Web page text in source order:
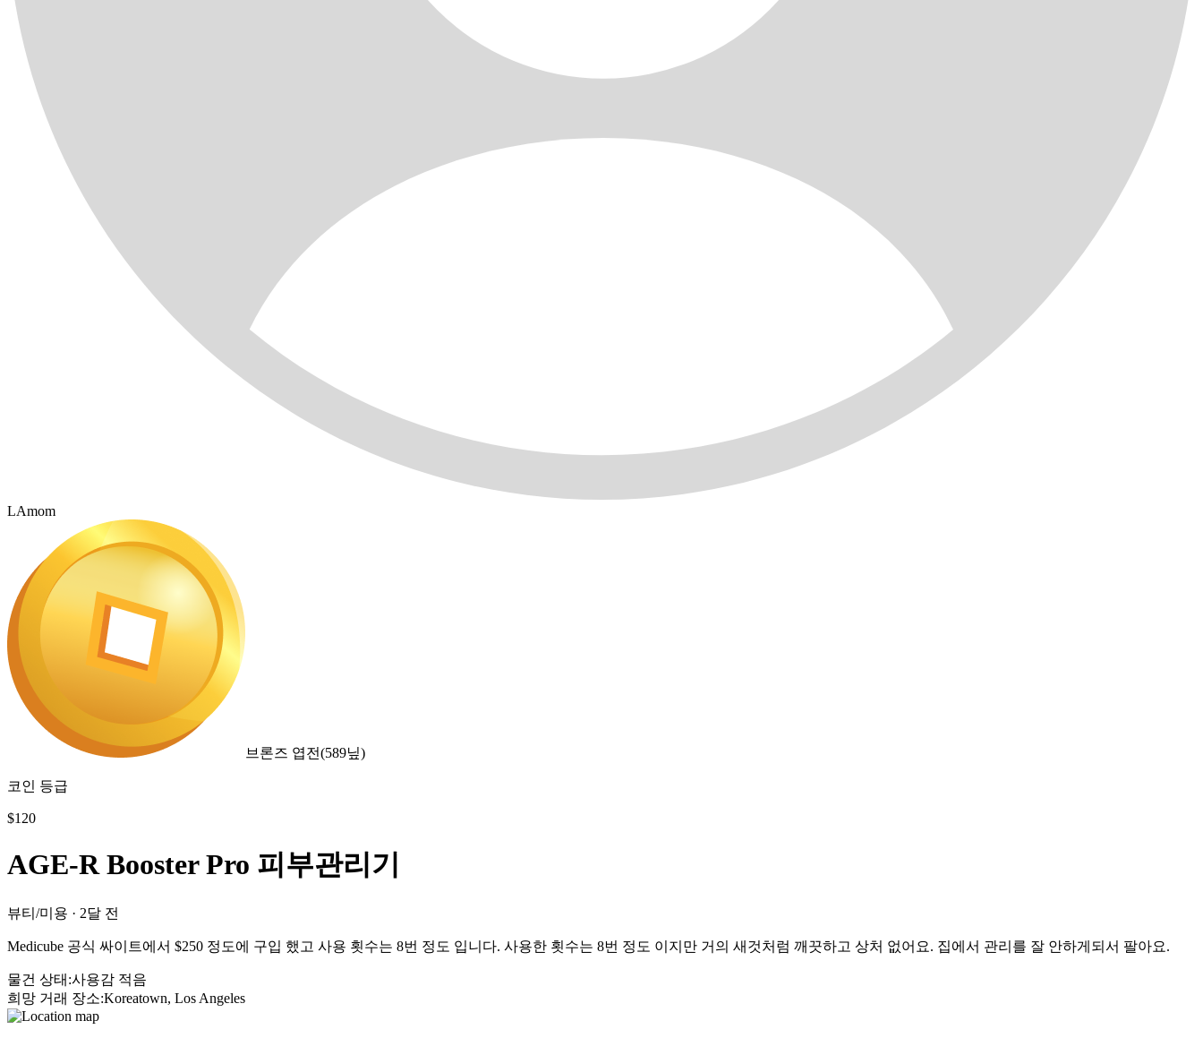
LAmom
브론즈 엽전(589닢)
코인 등급
$120
AGE-R Booster Pro 피부관리기
뷰티/미용 · 2달 전
Medicube 공식 싸이트에서 $250 정도에 구입 했고 사용 횟수는 8번 정도 입니다. 사용한 횟수는 8번 정도 이지만 거의 새것처럼 깨끗하고 상처 없어요. 집에서 관리를 잘 안하게되서 팔아요.
물건 상태 :사용감 적음
희망 거래 장소:Koreatown, Los Angeles